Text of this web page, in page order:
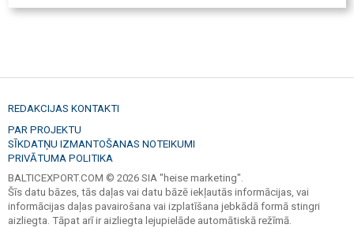
REDAKCIJAS KONTAKTI
PAR PROJEKTU
SĪKDATŅU IZMANTOŠANAS NOTEIKUMI
PRIVĀTUMA POLITIKA
BALTICEXPORT.COM © 2026 SIA "heise marketing".
Šīs datu bāzes, tās daļas vai datu bāzē iekļautās informācijas, vai
informācijas daļas pavairošana vai izplatīšana jebkādā formā stingri
aizliegta. Tāpat arī ir aizliegta lejupielāde automātiskā režīmā.